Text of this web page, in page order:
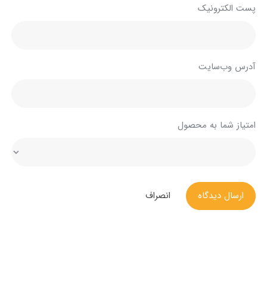
پست الکترونیک
آدرس وب‌سایت
امتیاز شما به محصول
ارسال دیدگاه انصراف